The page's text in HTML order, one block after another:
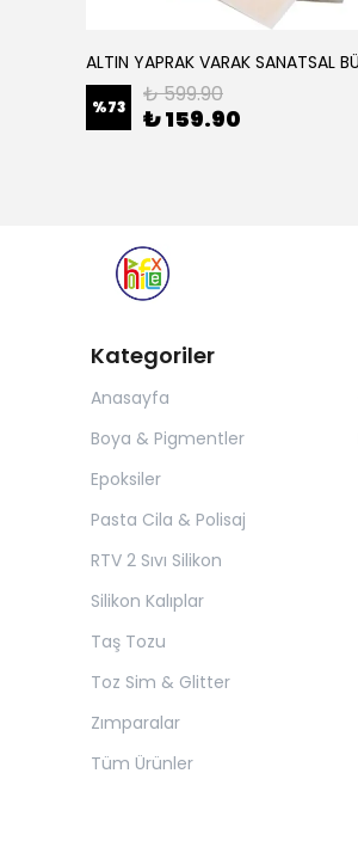
%73 ₺ 599.90
₺ 159.90
Kategoriler
Anasayfa
Boya & Pigmentler
Epoksiler
Pasta Cila & Polisaj
RTV 2 Sıvı Silikon
Silikon Kalıplar
Taş Tozu
Toz Sim & Glitter
Zımparalar
Tüm Ürünler